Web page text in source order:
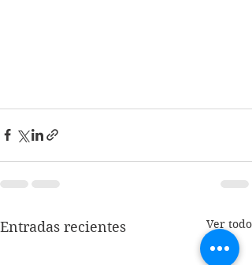
Entradas recientes Ver todo